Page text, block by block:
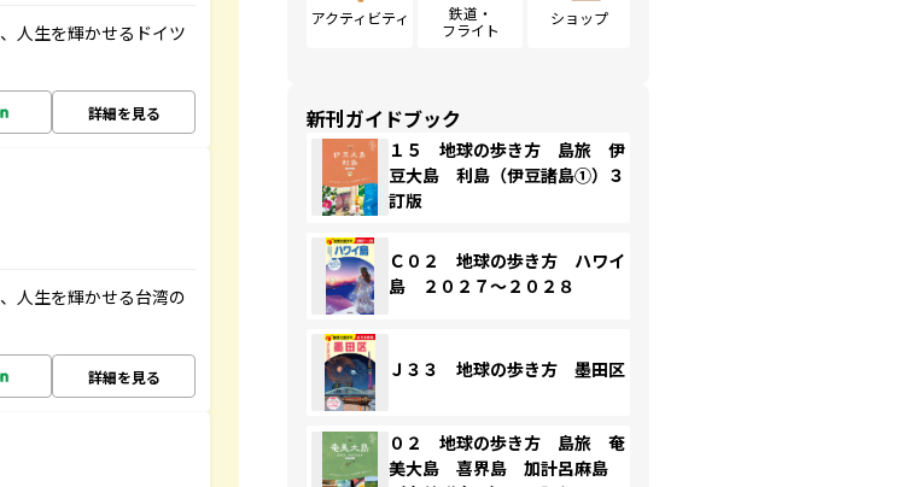
人生を輝かせるドイツ
詳細を見る
人生を輝かせる台湾の
詳細を見る
アクティビティ
鉄道・
フライト
ショップ
新刊ガイドブック
１５ 地球の歩き方 島旅 伊
豆大島 利島（伊豆諸島①）３
訂版
Ｃ０２ 地球の歩き方 ハワイ
島 ２０２７～２０２８
Ｊ３３ 地球の歩き方 墨田区
０２ 地球の歩き方 島旅 奄
美大島 喜界島 加計呂麻島